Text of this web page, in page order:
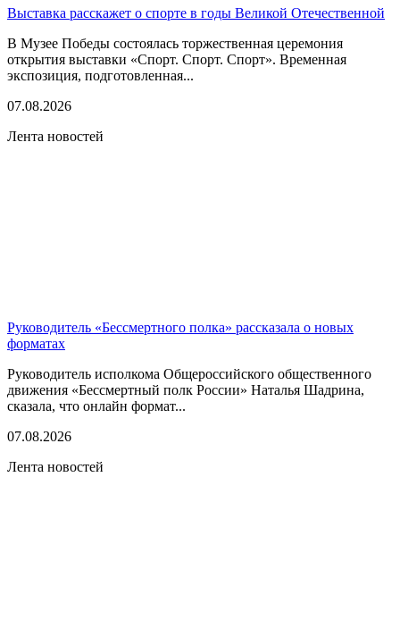
Выставка расскажет о спорте в годы Великой Отечественной
В Музее Победы состоялась торжественная церемония
открытия выставки «Спорт. Спорт. Спорт». Временная
экспозиция, подготовленная...
07.08.2026
Лента новостей
Руководитель «Бессмертного полка» рассказала о новых
форматах
Руководитель исполкома Общероссийского общественного
движения «Бессмертный полк России» Наталья Шадрина,
сказала, что онлайн формат...
07.08.2026
Лента новостей